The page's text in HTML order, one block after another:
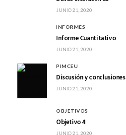
JUNIO 21, 2020
INFORMES
Informe Cuantitativo
JUNIO 21, 2020
PIMCEU
Discusión y conclusiones
JUNIO 21, 2020
OBJETIVOS
Objetivo 4
JUNIO 21, 2020